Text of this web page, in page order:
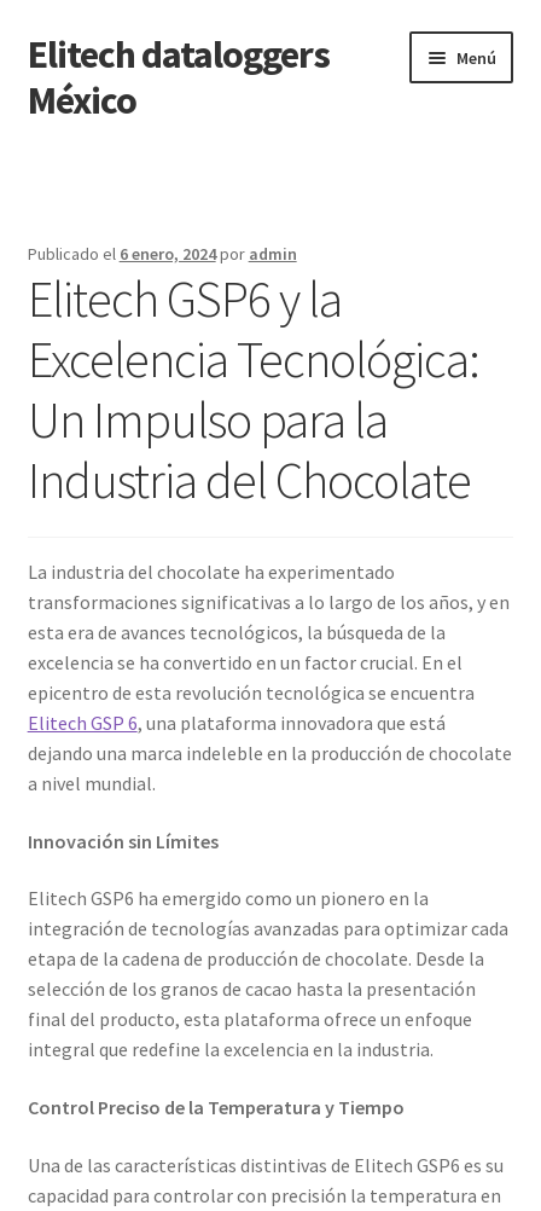
Saltar
a
navegación
Ir
al
contenido
Elitech dataloggers
México
Menú
Finalizar compra
Mi cuenta
Página de ejemplo
Tienda
Publicado el 6 enero, 2024por admin
Elitech GSP6 y la
Excelencia Tecnológica:
Un Impulso para la
Industria del Chocolate
La industria del chocolate ha experimentado
transformaciones significativas a lo largo de los años, y en
esta era de avances tecnológicos, la búsqueda de la
excelencia se ha convertido en un factor crucial. En el
epicentro de esta revolución tecnológica se encuentra
Elitech GSP 6, una plataforma innovadora que está
dejando una marca indeleble en la producción de chocolate
a nivel mundial.
Innovación sin Límites
Elitech GSP6 ha emergido como un pionero en la
integración de tecnologías avanzadas para optimizar cada
etapa de la cadena de producción de chocolate. Desde la
selección de los granos de cacao hasta la presentación
final del producto, esta plataforma ofrece un enfoque
integral que redefine la excelencia en la industria.
Control Preciso de la Temperatura y Tiempo
Una de las características distintivas de Elitech GSP6 es su
capacidad para controlar con precisión la temperatura en